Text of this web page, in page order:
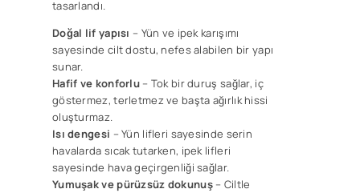
tasarlandı.
Doğal lif yapısı – Yün ve ipek karışımı
sayesinde cilt dostu, nefes alabilen bir yapı
sunar.
Hafif ve konforlu– Tok bir duruş sağlar, iç
göstermez, terletmez ve başta ağırlık hissi
oluşturmaz.
Isı dengesi – Yün lifleri sayesinde serin
havalarda sıcak tutarken, ipek lifleri
sayesinde hava geçirgenliği sağlar.
Yumuşak ve pürüzsüz dokunuş– Ciltle